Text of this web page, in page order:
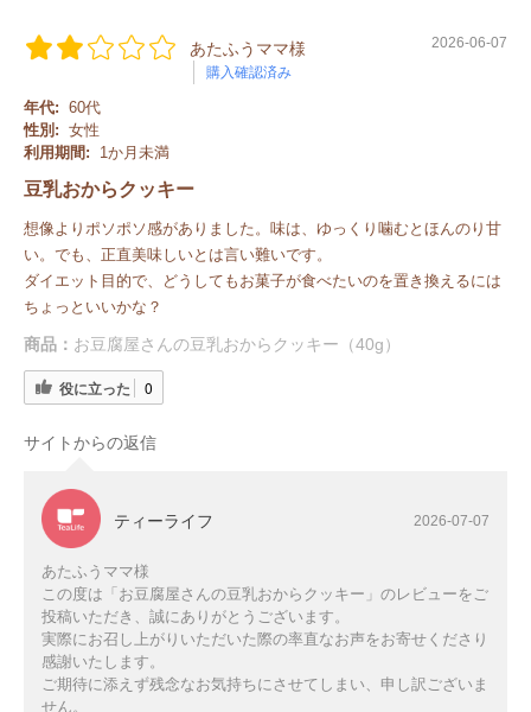
あたふうママ様
購入確認済み
2026-06-07
年代: 60代
性別: 女性
利用期間:
1か月未満
豆乳おからクッキー
想像よりポソポソ感がありました。味は、ゆっくり噛むとほんのり甘
い。でも、正直美味しいとは言い難いです。
ダイエット目的で、どうしてもお菓子が食べたいのを置き換えるには
ちょっといいかな？
商品： お豆腐屋さんの豆乳おからクッキー（40g）
役に立った 0
サイトからの返信
ティーライフ 2026-07-07
あたふうママ様
この度は「お豆腐屋さんの豆乳おからクッキー」のレビューをご
投稿いただき、誠にありがとうございます。
実際にお召し上がりいただいた際の率直なお声をお寄せくださり
感謝いたします。
ご期待に添えず残念なお気持ちにさせてしまい、申し訳ございま
せん。